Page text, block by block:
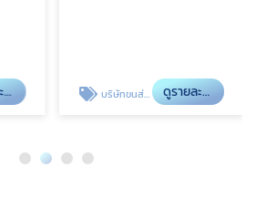
ดูรายละเอียด บริษัทขนส่งตู้ทึบพ่วง ดูรายละเอียด